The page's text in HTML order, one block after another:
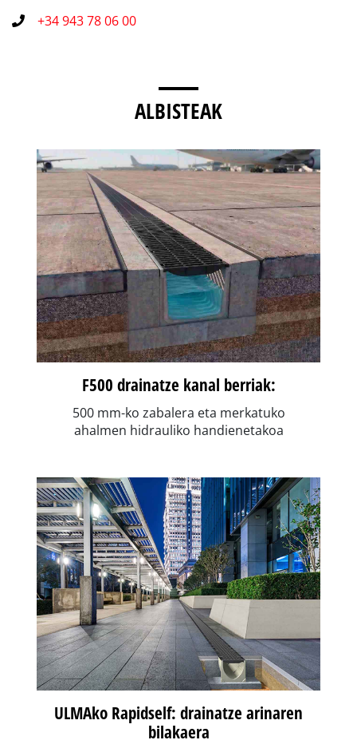
+34 943 78 06 00
ALBISTEAK
F500 drainatze kanal berriak:
500 mm-ko zabalera eta merkatuko
ahalmen hidrauliko handienetakoa
ULMAko Rapidself: drainatze arinaren
bilakaera